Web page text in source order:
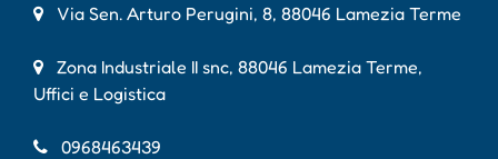
Via Sen. Arturo Perugini, 8, 88046 Lamezia Terme
Zona Industriale II snc, 88046 Lamezia Terme,
Uffici e Logistica
0968463439